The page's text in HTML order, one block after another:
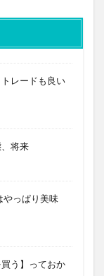
レードも良い
将来
やっぱり美味
う】っておか